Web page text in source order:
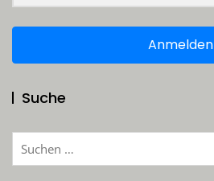
Anmelden
Suche
Suchen